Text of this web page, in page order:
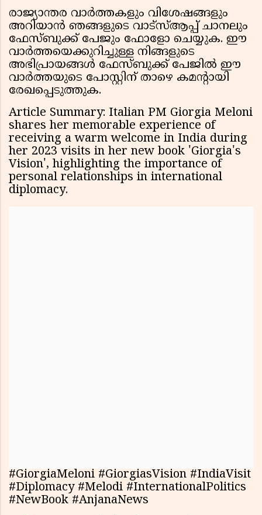
രാജ്യാന്തര വാർത്തകളും വിശേഷങ്ങളും
അറിയാൻ ഞങ്ങളുടെ വാട്സ്ആപ്പ് ചാനലും
ഫേസ്ബുക്ക് പേജും ഫോളോ ചെയ്യുക. ഈ
വാർത്തയെക്കുറിച്ചുള്ള നിങ്ങളുടെ
അഭിപ്രായങ്ങൾ ഫേസ്ബുക്ക് പേജിൽ ഈ
വാർത്തയുടെ പോസ്റ്റിന് താഴെ കമൻ്റായി
രേഖപ്പെടുത്തുക.
Article Summary: Italian PM Giorgia Meloni
shares her memorable experience of
receiving a warm welcome in India during
her 2023 visits in her new book 'Giorgia's
Vision', highlighting the importance of
personal relationships in international
diplomacy.
#GiorgiaMeloni #GiorgiasVision #IndiaVisit
#Diplomacy #Melodi #InternationalPolitics
#NewBook #AnjanaNews